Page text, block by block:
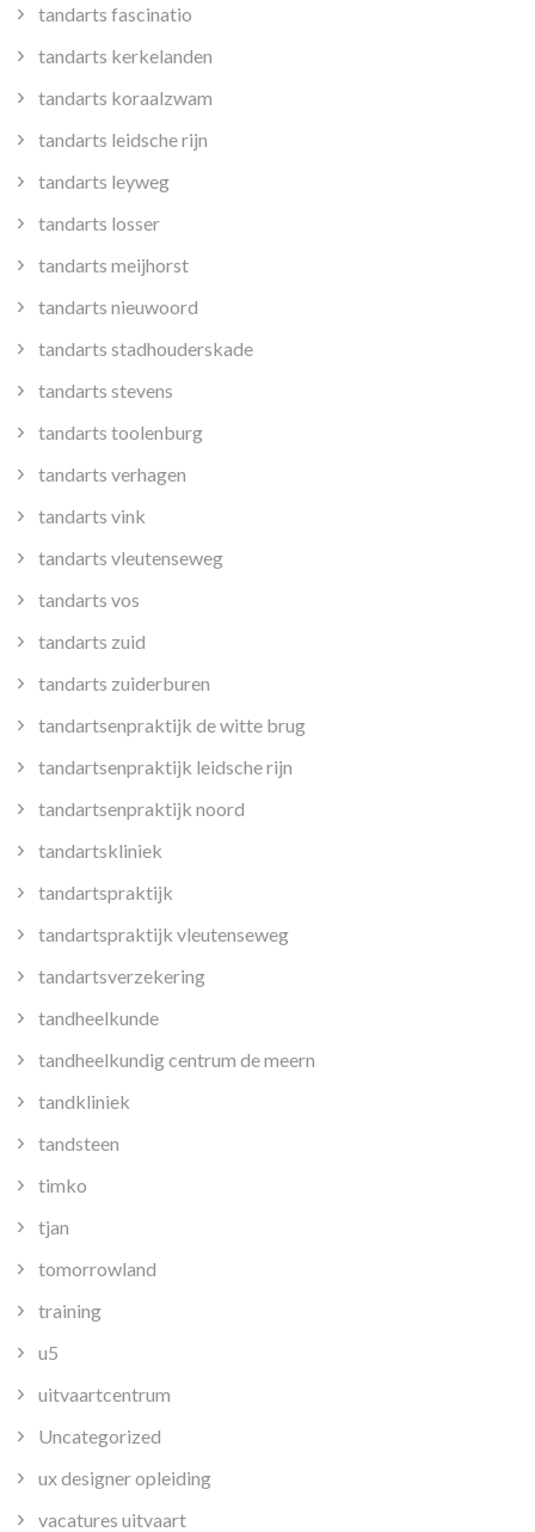
tandarts fascinatio
tandarts kerkelanden
tandarts koraalzwam
tandarts leidsche rijn
tandarts leyweg
tandarts losser
tandarts meijhorst
tandarts nieuwoord
tandarts stadhouderskade
tandarts stevens
tandarts toolenburg
tandarts verhagen
tandarts vink
tandarts vleutenseweg
tandarts vos
tandarts zuid
tandarts zuiderburen
tandartsenpraktijk de witte brug
tandartsenpraktijk leidsche rijn
tandartsenpraktijk noord
tandartskliniek
tandartspraktijk
tandartspraktijk vleutenseweg
tandartsverzekering
tandheelkunde
tandheelkundig centrum de meern
tandkliniek
tandsteen
timko
tjan
tomorrowland
training
u5
uitvaartcentrum
Uncategorized
ux designer opleiding
vacatures uitvaart